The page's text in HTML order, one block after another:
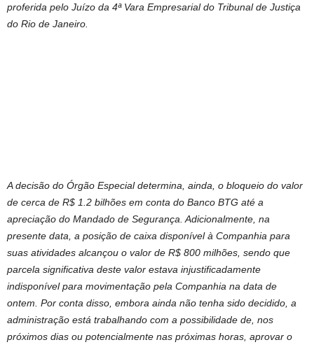
proferida pelo Juízo da 4ª Vara Empresarial do Tribunal de Justiça
do Rio de Janeiro.
A decisão do Órgão Especial determina, ainda, o bloqueio do valor
de cerca de R$ 1.2 bilhões em conta do Banco BTG até a
apreciação do Mandado de Segurança. Adicionalmente, na
presente data, a posição de caixa disponível à Companhia para
suas atividades alcançou o valor de R$ 800 milhões, sendo que
parcela significativa deste valor estava injustificadamente
indisponível para movimentação pela Companhia na data de
ontem. Por conta disso, embora ainda não tenha sido decidido, a
administração está trabalhando com a possibilidade de, nos
próximos dias ou potencialmente nas próximas horas, aprovar o